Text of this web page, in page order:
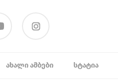
ᲐᲮᲐᲚᲘ ᲐᲛᲑᲔᲑᲘ ᲡᲢᲐᲢᲘᲐ